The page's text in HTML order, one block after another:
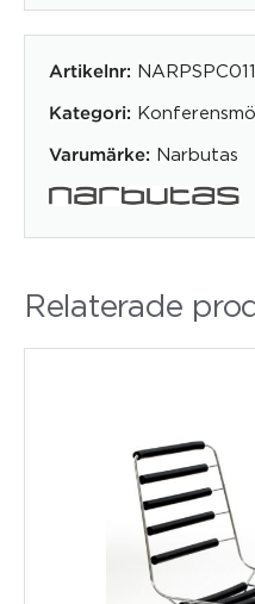
Artikelnr:
Kategori:
Varumärke: Narbutas
Relaterade